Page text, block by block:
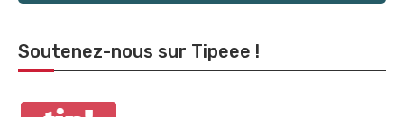
Soutenez-nous sur Tipeee !